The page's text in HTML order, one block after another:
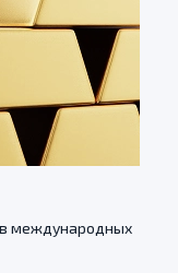
международных